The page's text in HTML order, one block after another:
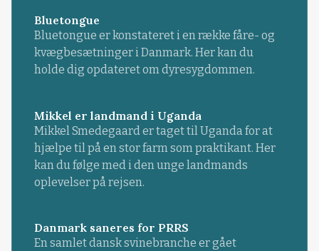
Bluetongue
Bluetongue er konstateret i en række fåre- og
kvægbesætninger i Danmark. Her kan du
holde dig opdateret om dyresygdommen.
Mikkel er landmand i Uganda
Mikkel Smedegaard er taget til Uganda for at
hjælpe til på en stor farm som praktikant. Her
kan du følge med i den unge landmands
oplevelser på rejsen.
Danmark saneres for PRRS
En samlet dansk svinebranche er gået